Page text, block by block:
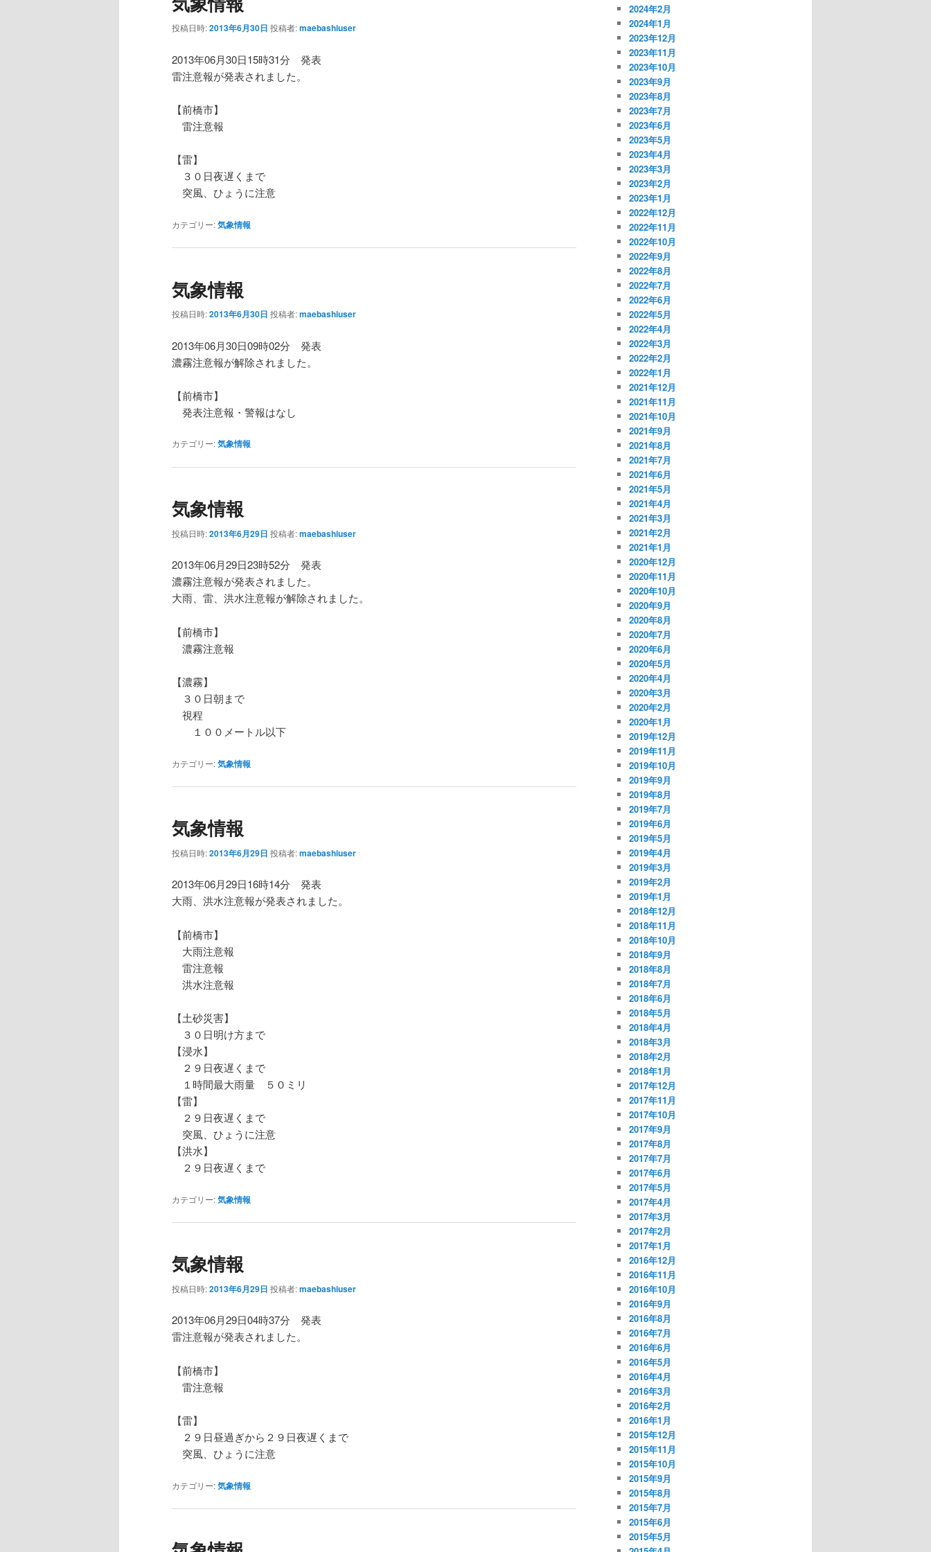
投稿日時:2013年6月30日 投稿者:maebashiuser
2013年06月30日15時31分 発表
雷注意報が発表されました。
【前橋市】
雷注意報
【雷】
３０日夜遅くまで
突風、ひょうに注意
カテゴリー:気象情報
気象情報
投稿日時:2013年6月30日 投稿者:maebashiuser
2013年06月30日09時02分 発表
濃霧注意報が解除されました。
【前橋市】
発表注意報・警報はなし
カテゴリー:気象情報
気象情報
投稿日時:2013年6月29日 投稿者:maebashiuser
2013年06月29日23時52分 発表
濃霧注意報が発表されました。
大雨、雷、洪水注意報が解除されました。
【前橋市】
濃霧注意報
【濃霧】
３０日朝まで
視程
１００メートル以下
カテゴリー:気象情報
気象情報
投稿日時:2013年6月29日 投稿者:maebashiuser
2013年06月29日16時14分 発表
大雨、洪水注意報が発表されました。
【前橋市】
大雨注意報
雷注意報
洪水注意報
【土砂災害】
３０日明け方まで
【浸水】
２９日夜遅くまで
１時間最大雨量 ５０ミリ
【雷】
２９日夜遅くまで
突風、ひょうに注意
【洪水】
２９日夜遅くまで
カテゴリー:気象情報
気象情報
投稿日時:2013年6月29日 投稿者:maebashiuser
2013年06月29日04時37分 発表
雷注意報が発表されました。
【前橋市】
雷注意報
【雷】
２９日昼過ぎから２９日夜遅くまで
突風、ひょうに注意
カテゴリー:気象情報
2024年2月
2024年1月
2023年12月
2023年11月
2023年10月
2023年9月
2023年8月
2023年7月
2023年6月
2023年5月
2023年4月
2023年3月
2023年2月
2023年1月
2022年12月
2022年11月
2022年10月
2022年9月
2022年8月
2022年7月
2022年6月
2022年5月
2022年4月
2022年3月
2022年2月
2022年1月
2021年12月
2021年11月
2021年10月
2021年9月
2021年8月
2021年7月
2021年6月
2021年5月
2021年4月
2021年3月
2021年2月
2021年1月
2020年12月
2020年11月
2020年10月
2020年9月
2020年8月
2020年7月
2020年6月
2020年5月
2020年4月
2020年3月
2020年2月
2020年1月
2019年12月
2019年11月
2019年10月
2019年9月
2019年8月
2019年7月
2019年6月
2019年5月
2019年4月
2019年3月
2019年2月
2019年1月
2018年12月
2018年11月
2018年10月
2018年9月
2018年8月
2018年7月
2018年6月
2018年5月
2018年4月
2018年3月
2018年2月
2018年1月
2017年12月
2017年11月
2017年10月
2017年9月
2017年8月
2017年7月
2017年6月
2017年5月
2017年4月
2017年3月
2017年2月
2017年1月
2016年12月
2016年11月
2016年10月
2016年9月
2016年8月
2016年7月
2016年6月
2016年5月
2016年4月
2016年3月
2016年2月
2016年1月
2015年12月
2015年11月
2015年10月
2015年9月
2015年8月
2015年7月
2015年6月
2015年5月